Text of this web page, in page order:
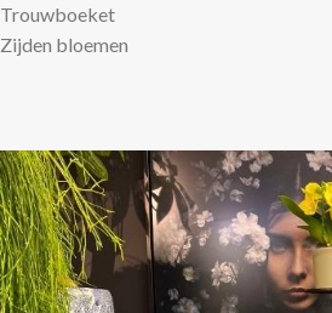
Trouwboeket
Zijden bloemen